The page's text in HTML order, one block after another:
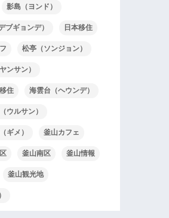
影島（ヨンド）
ブギョンデ） 日本移住
松亭（ソンジョン）
ンサン）
住 海雲台（ヘウンデ）
ウルサン）
ギメ） 釜山カフェ
釜山南区 釜山情報
釜山観光地